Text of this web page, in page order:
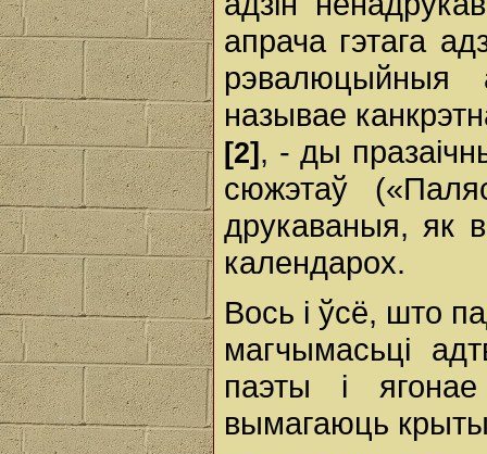
апрача гэтага
рэвалюцыйныя
называе
[2] , - ды
сюжэтаў
друкаваныя, як
календарох.
Вось і ўсё, што
магчымасьці
паэты і
вымагаюць